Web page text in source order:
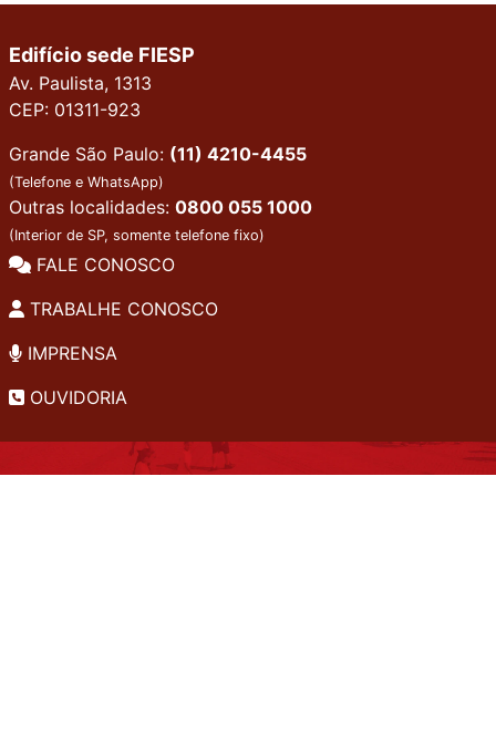
Edifício sede FIESP
Av. Paulista, 1313
CEP: 01311-923
Grande São Paulo: (11) 4210-4455
(Telefone e WhatsApp)
Outras localidades: 0800 055 1000
(Interior de SP, somente telefone fixo)
FALE CONOSCO
TRABALHE CONOSCO
IMPRENSA
OUVIDORIA